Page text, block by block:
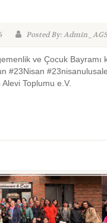
Posted By:
ve Çocuk Bayramı
#23Nisan
Toplumu e.V.